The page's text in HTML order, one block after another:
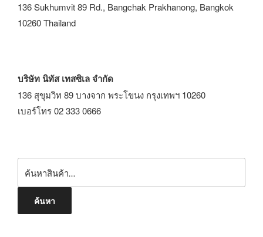
136 Sukhumvit 89 Rd., Bangchak Prakhanong, Bangkok
10260 Thailand
บริษัท นิทัส เทสซิเล จำกัด
136 สุขุมวิท 89 บางจาก พระโขนง กรุงเทพฯ 10260
เบอร์โทร 02 333 0666
ค้นหา